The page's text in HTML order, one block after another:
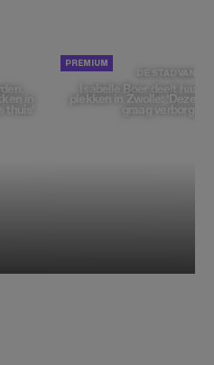
in
thuis'
DE STAD VAN
Isabelle Boer deelt haar
plekken in Zwolle: 'Deze
graag verborgen'